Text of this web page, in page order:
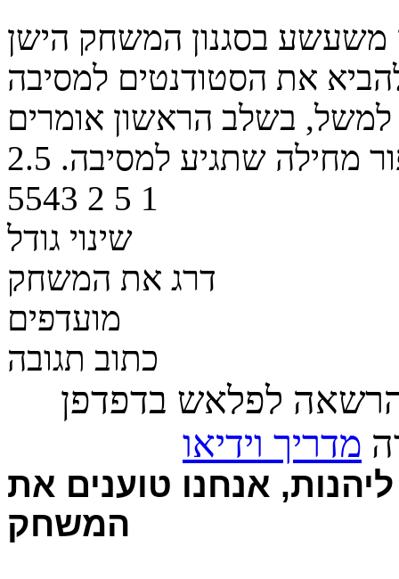
בסגנון המשחק הישן
את הסטודנטים למסיבה
בשלב הראשון אומרים
מחילה שתגיע למסיבה. 2.5
5543 2 5 1
שינוי גודל
דרג את המשחק
מועדפים
כתוב תגובה
לפלאש בדפדפן
מדריך וידיאו
אנחנו טוענים את
המשחק